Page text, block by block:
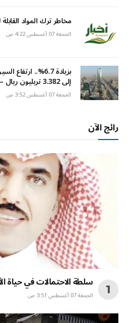
مخاطر ترك المواد
الجمعة 07 أغسطس 4:22 ص
بزيادة 6.7%..
إلى 3.382 تريليون ريال – أخبار السعودية
الجمعة 07 أغسطس 3:52 ص
رائج الآن
سلطة الاحتمالات في حياة
الجمعة 07 أغسطس 3:51 ص